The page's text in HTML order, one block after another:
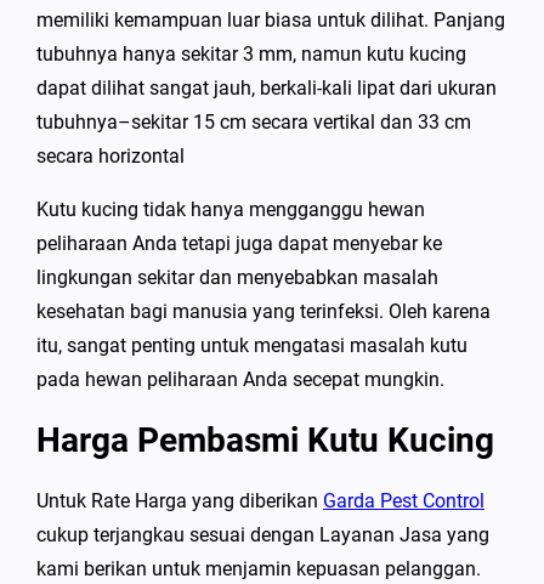
memiliki kemampuan luar biasa untuk dilihat. Panjang
tubuhnya hanya sekitar 3 mm, namun kutu kucing
dapat dilihat sangat jauh, berkali-kali lipat dari ukuran
tubuhnya–sekitar 15 cm secara vertikal dan 33 cm
secara horizontal
Kutu kucing tidak hanya mengganggu hewan
peliharaan Anda tetapi juga dapat menyebar ke
lingkungan sekitar dan menyebabkan masalah
kesehatan bagi manusia yang terinfeksi. Oleh karena
itu, sangat penting untuk mengatasi masalah kutu
pada hewan peliharaan Anda secepat mungkin.
Harga Pembasmi Kutu Kucing
Untuk Rate Harga yang diberikan Garda Pest Control
cukup terjangkau sesuai dengan Layanan Jasa yang
kami berikan untuk menjamin kepuasan pelanggan.